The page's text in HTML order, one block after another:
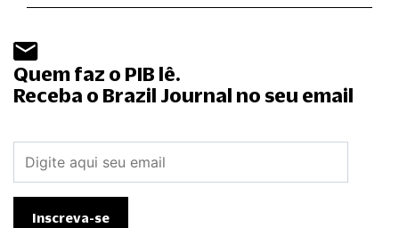
Quem faz o PIB lê.
Receba o Brazil Journal no seu email